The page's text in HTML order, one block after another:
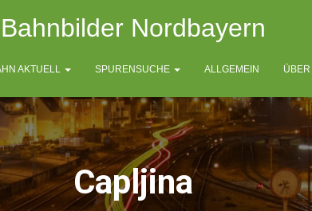
Bahnbilder Nordbayern
AKTUELL SPURENSUCHE ALLGEMEIN
Capljina